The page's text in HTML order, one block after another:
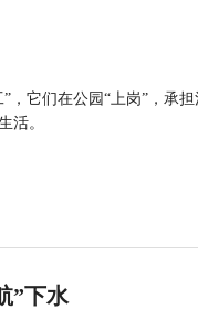
，它们在公园“上岗”，承
活。
”下水